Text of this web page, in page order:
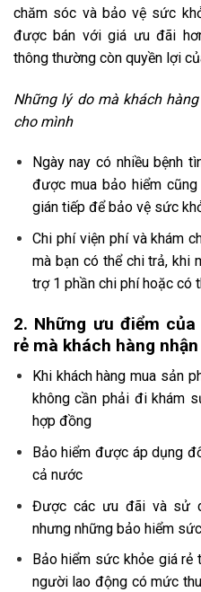
chăm sóc và bảo vệ sức
được bán với giá ưu đãi
thông thường còn quyền lợi
Những lý do mà khách
cho mình
Ngày nay có nhiều bệnh
được mua bảo hiểm
gián tiếp để bảo vệ sức
Chi phí viện phí và khám
mà bạn có thể chi trả, khi
trợ 1 phần chi phí hoặc có
2. Những ưu điểm
rẻ mà khách hàng
Khi khách hàng mua sản
không cần phải đi khám
hợp đồng
Bảo hiểm được áp dụng
cả nước
Được các ưu đãi và sử
nhưng những bảo hiểm
Bảo hiểm sức khỏe giá
người lao động có mức